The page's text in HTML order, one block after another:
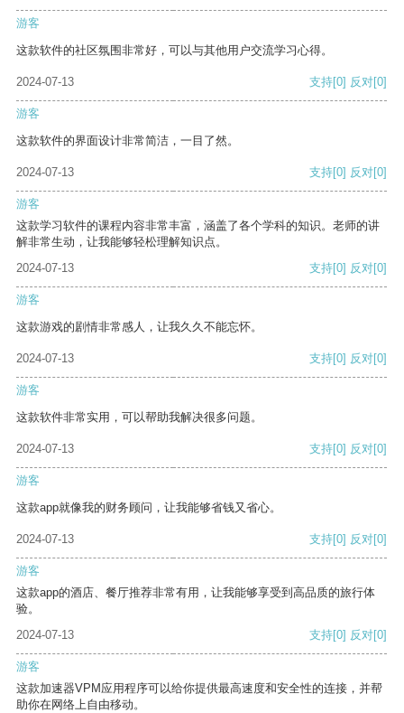
游客
这款软件的社区氛围非常好，可以与其他用户交流学习心得。
2024-07-13 支持[0] 反对[0]
游客
这款软件的界面设计非常简洁，一目了然。
2024-07-13 支持[0] 反对[0]
游客
这款学习软件的课程内容非常丰富，涵盖了各个学科的知识。老师的讲
解非常生动，让我能够轻松理解知识点。
2024-07-13
支持[0] 反对[0]
游客
这款游戏的剧情非常感人，让我久久不能忘怀。
2024-07-13 支持[0] 反对[0]
游客
这款软件非常实用，可以帮助我解决很多问题。
2024-07-13 支持[0] 反对[0]
游客
这款app就像我的财务顾问，让我能够省钱又省心。
2024-07-13 支持[0] 反对[0]
游客
这款app的酒店、餐厅推荐非常有用，让我能够享受到高品质的旅行体
验。
2024-07-13
支持[0] 反对[0]
游客
这款加速器VPM应用程序可以给你提供最高速度和安全性的连接，并帮
助你在网络上自由移动。